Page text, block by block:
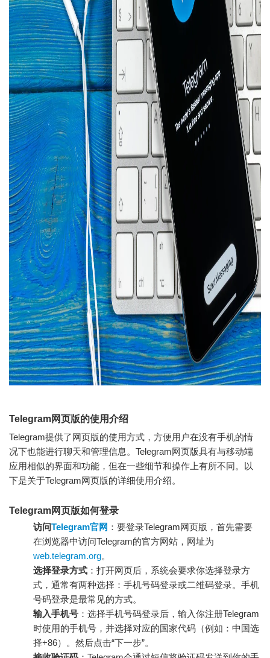
Telegram网页版的使用介绍
Telegram提供了网页版的使用方式，方便用户在没有手机的情
况下也能进行聊天和管理信息。Telegram网页版具有与移动端
应用相似的界面和功能，但在一些细节和操作上有所不同。以
下是关于Telegram网页版的详细使用介绍。
Telegram网页版如何登录
访问Telegram官网 ：要登录Telegram网页版，首先需要
在浏览器中访问Telegram的官方网站，网址为
web.telegram.org。
选择登录方式 ：打开网页后，系统会要求你选择登录方
式，通常有两种选择：手机号码登录或二维码登录。手机
号码登录是最常见的方式。
输入手机号 ：选择手机号码登录后，输入你注册Telegram
时使用的手机号，并选择对应的国家代码（例如：中国选
择+86）。然后点击“下一步”。